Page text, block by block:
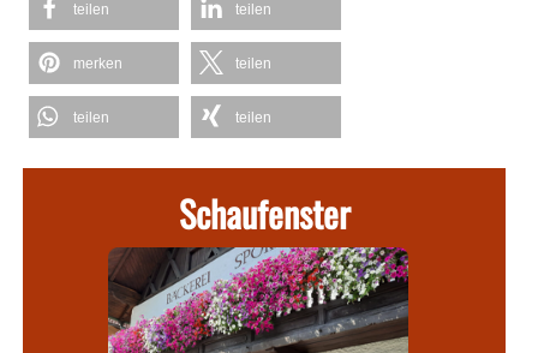
teilen teilen
merken teilen
teilen teilen
Schaufenster